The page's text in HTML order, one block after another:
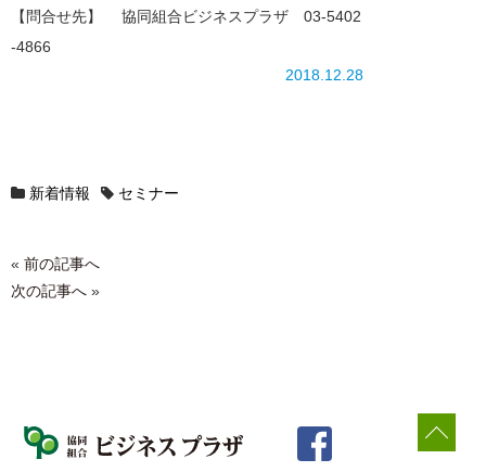
【問合せ先】 協同組合ビジネスプラザ 03-5402
-4866
2018.12.28
新着情報 セミナー
« 前の記事へ
次の記事へ »